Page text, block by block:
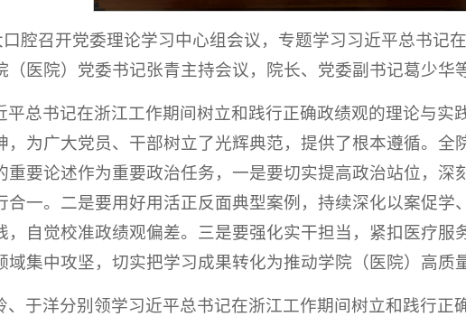
腔召开党委理论学习中心组会议，专题学习习近平总书记
（医院）党委书记张青主持会议，院长、党委副书记葛少华
平总书记在浙江工作期间树立和践行正确政绩观的理论与实
，为广大党员、干部树立了光辉典范，提供了根本遵循。全
重要论述作为重要政治任务，一是要切实提高政治站位，深
合一。二是要用好用活正反面典型案例，持续深化以案促学
，自觉校准政绩观偏差。三是要强化实干担当，紧扣医疗服
域集中攻坚，切实把学习成果转化为推动学院（医院）高质
、于洋分别领学习近平总书记在浙江工作期间树立和践行正